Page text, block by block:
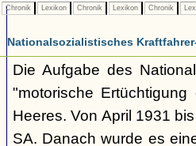
Chronik Lexikon Chronik Lexikon Chronik
Nationalsozialistisches
Die Aufgabe des
"motorische
Heeres. Von April 1931
SA. Danach wurde es